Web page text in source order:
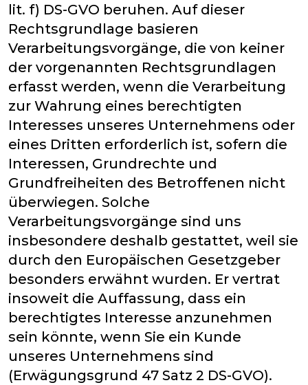
lit. f) DS-GVO beruhen. Auf dieser
Rechtsgrundlage basieren
Verarbeitungsvorgänge, die von keiner
der vorgenannten Rechtsgrundlagen
erfasst werden, wenn die Verarbeitung
zur Wahrung eines berechtigten
Interesses unseres Unternehmens oder
eines Dritten erforderlich ist, sofern die
Interessen, Grundrechte und
Grundfreiheiten des Betroffenen nicht
überwiegen. Solche
Verarbeitungsvorgänge sind uns
insbesondere deshalb gestattet, weil sie
durch den Europäischen Gesetzgeber
besonders erwähnt wurden. Er vertrat
insoweit die Auffassung, dass ein
berechtigtes Interesse anzunehmen
sein könnte, wenn Sie ein Kunde
unseres Unternehmens sind
(Erwägungsgrund 47 Satz 2 DS-GVO).